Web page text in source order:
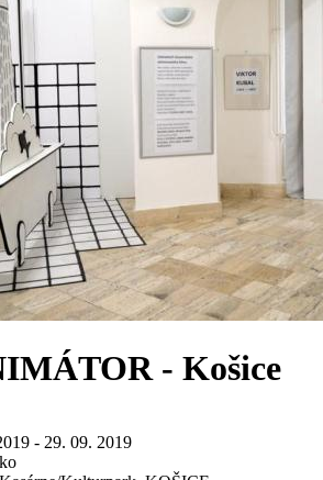
- Košice
- 29. 09. 2019